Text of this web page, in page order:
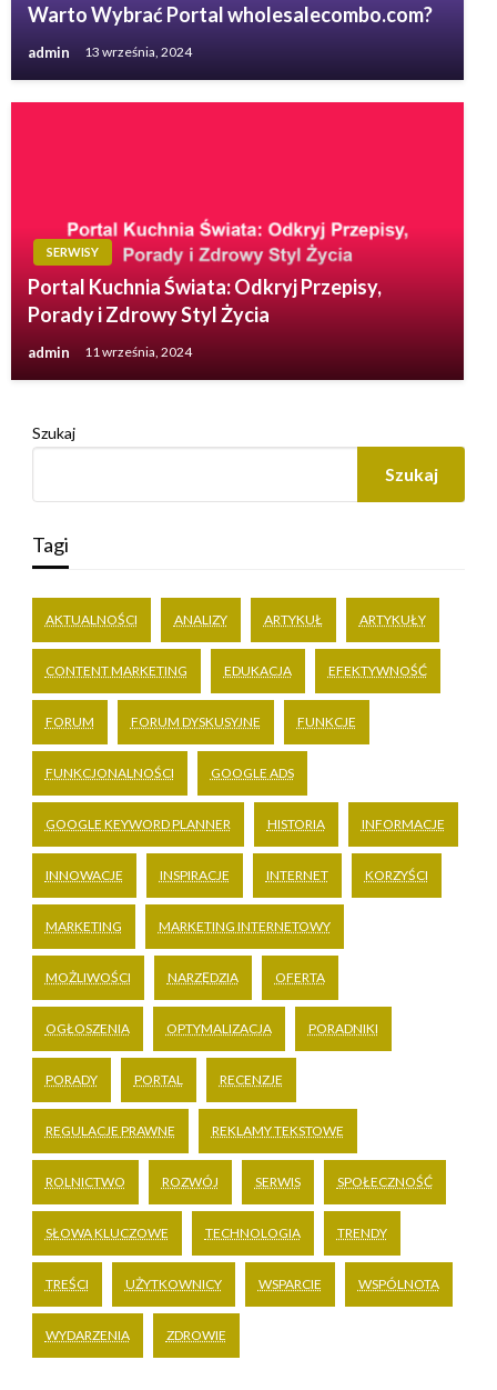
Warto Wybrać Portal wholesalecombo.com?
admin 13 września, 2024
SERWISY
Portal Kuchnia Świata: Odkryj Przepisy,
Porady i Zdrowy Styl Życia
admin 11 września, 2024
Szukaj
Szukaj
Tagi
AKTUALNOŚCI ANALIZY ARTYKUŁ ARTYKUŁY
CONTENT MARKETING EDUKACJA EFEKTYWNOŚĆ
FORUM FORUM DYSKUSYJNE FUNKCJE
FUNKCJONALNOŚCI GOOGLE ADS
GOOGLE KEYWORD PLANNER HISTORIA INFORMACJE
INNOWACJE INSPIRACJE INTERNET KORZYŚCI
MARKETING MARKETING INTERNETOWY
MOŻLIWOŚCI NARZĘDZIA OFERTA
OGŁOSZENIA OPTYMALIZACJA PORADNIKI
PORADY PORTAL RECENZJE
REGULACJE PRAWNE REKLAMY TEKSTOWE
ROLNICTWO ROZWÓJ SERWIS SPOŁECZNOŚĆ
SŁOWA KLUCZOWE TECHNOLOGIA TRENDY
TREŚCI UŻYTKOWNICY WSPARCIE WSPÓLNOTA
WYDARZENIA ZDROWIE